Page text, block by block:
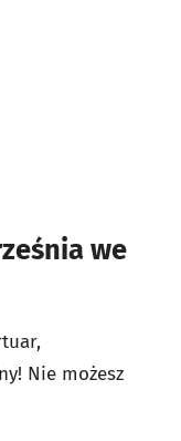
we
Nie możesz